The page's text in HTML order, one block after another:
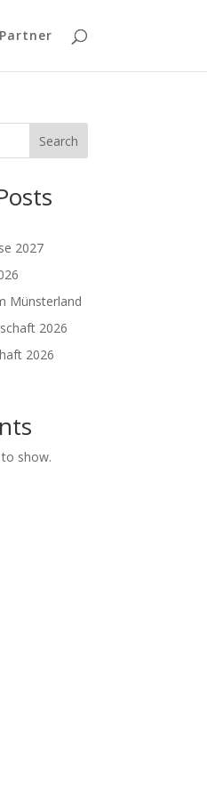
Partner
Search
2027
Münsterland
2026
2026
show.